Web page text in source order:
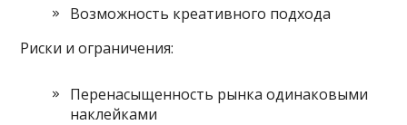
Возможность креативного подхода
Риски и ограничения:
Перенасыщенность рынка одинаковыми
наклейками